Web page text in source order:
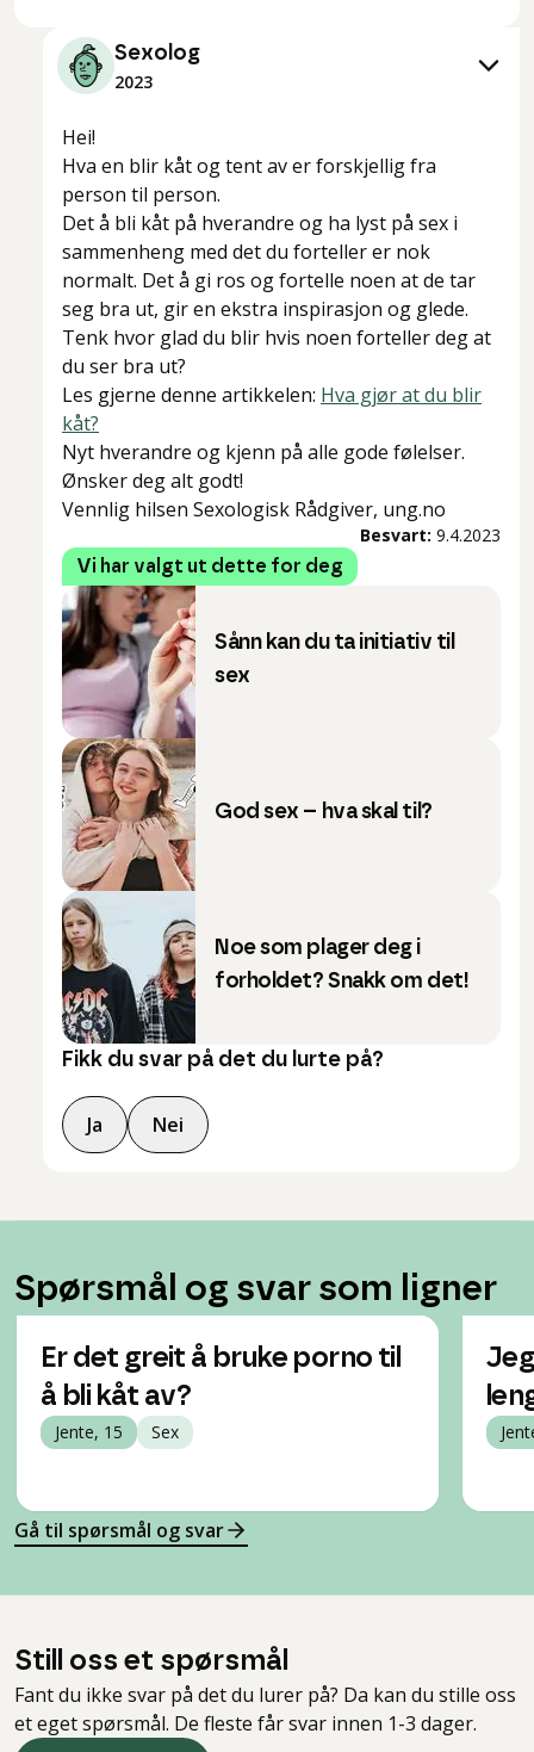
Sexolog
2023
Hei!
Hva en blir kåt og tent av er forskjellig fra
person til person.
Det å bli kåt på hverandre og ha lyst på sex i
sammenheng med det du forteller er nok
normalt. Det å gi ros og fortelle noen at de tar
seg bra ut, gir en ekstra inspirasjon og glede.
Tenk hvor glad du blir hvis noen forteller deg at
du ser bra ut?
Les gjerne denne artikkelen: Hva gjør at du blir
kåt?
Nyt hverandre og kjenn på alle gode følelser.
Ønsker deg alt godt!
Vennlig hilsen Sexologisk Rådgiver, ung.no
Besvart: 9.4.2023
Vi har valgt ut dette for deg
Sånn kan du ta initiativ til
sex
God sex – hva skal til?
Noe som plager deg i
forholdet? Snakk om det!
Fikk du svar på det du lurte på?
Ja Nei
Spørsmål og svar som ligner
Er det greit å bruke porno til
å bli kåt av?
Jente, 15 Sex
Gå til spørsmål og svar
Still oss et spørsmål
Fant du ikke svar på det du lurer på? Da kan du stille oss
et eget spørsmål. De fleste får svar innen 1-3 dager.